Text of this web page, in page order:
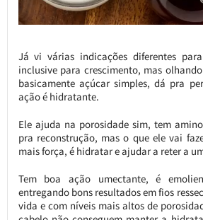
Já vi várias indicações diferentes
inclusive para crescimento, mas
basicamente açúcar simples, dá pra
ação é hidratante.
Ele ajuda na porosidade sim, tem
pra reconstrução, mas o que ele vai
mais força, é hidratar e ajudar a reter a
Tem boa ação umectante, é
entregando bons resultados em fios
vida e com níveis mais altos de